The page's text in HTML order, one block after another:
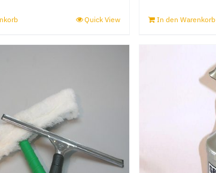
Quick View In den Warenkorb